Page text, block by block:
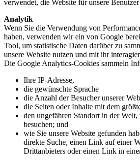
verwendet, die Website für unsere Benutzer
Analytik
Wenn Sie die Verwendung von
haben, verwenden wir ein von Google
Tool, um statistische Daten darüber zu
unsere Website nutzen und mit ihr
Die Google Analytics-Cookies sammeln
Ihre IP-Adresse,
die gewünschte Sprache
die Anzahl der Besucher unserer
die Seiten oder Inhalte mit dem
den ungefähren Standort in der
besuchen; und
wie Sie unsere Website gefunden
direkte Suche, einen Link auf einer
Drittanbieters oder einen Link in